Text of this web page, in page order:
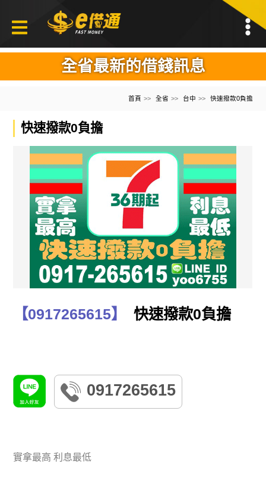
全省最新的借錢訊息
首頁 全省 台中 快速撥款0負擔
快速撥款0負擔
【0917265615】 快速撥款0負擔
0917265615
實拿最高 利息最低